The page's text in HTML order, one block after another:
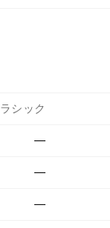
シック
—
—
—